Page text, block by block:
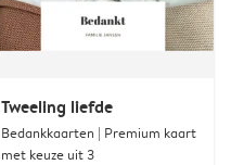
Tweeling liefde
Bedankkaarten | Premium kaart
met keuze uit 3